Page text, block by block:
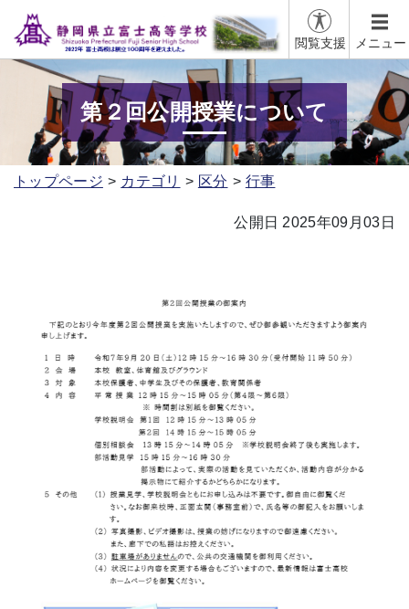
閲覧支援 メニュー
第２回公開授業について
トップページ カテゴリ 区分 行事
公開日 2025年09月03日